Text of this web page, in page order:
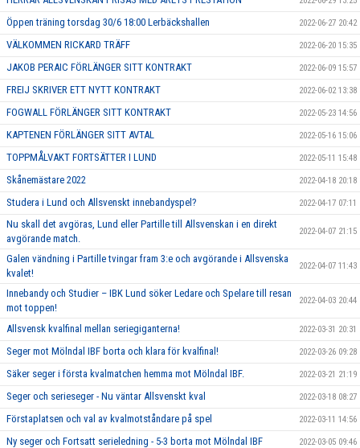
Öppen träning torsdag 30/6 18:00 Lerbäckshallen 2022-06-27 20:42
VÄLKOMMEN RICKARD TRÄFF 2022-06-20 15:35
JAKOB PERAIC FÖRLÄNGER SITT KONTRAKT 2022-06-09 15:57
FREIJ SKRIVER ETT NYTT KONTRAKT 2022-06-02 13:38
FOGWALL FÖRLÄNGER SITT KONTRAKT 2022-05-23 14:56
KAPTENEN FÖRLÄNGER SITT AVTAL 2022-05-16 15:06
TOPPMÅLVAKT FORTSÄTTER I LUND 2022-05-11 15:48
Skånemästare 2022 2022-04-18 20:18
Studera i Lund och Allsvenskt innebandyspel? 2022-04-17 07:11
Nu skall det avgöras, Lund eller Partille till Allsvenskan i en direkt
avgörande match.
2022-04-07 21:15
Galen vändning i Partille tvingar fram 3:e och avgörande i Allsvenska
kvalet!
2022-04-07 11:43
Innebandy och Studier – IBK Lund söker Ledare och Spelare till resan
mot toppen!
2022-04-03 20:44
Allsvensk kvalfinal mellan seriegiganterna! 2022-03-31 20:31
Seger mot Mölndal IBF borta och klara för kvalfinal! 2022-03-26 09:28
Säker seger i första kvalmatchen hemma mot Mölndal IBF. 2022-03-21 21:19
Seger och serieseger - Nu väntar Allsvenskt kval 2022-03-18 08:27
Förstaplatsen och val av kvalmotståndare på spel 2022-03-11 14:56
Ny seger och Fortsatt serieledning - 5-3 borta mot Mölndal IBF 2022-03-05 09:46